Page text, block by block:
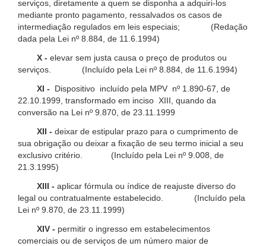
serviços, diretamente a quem se disponha a adquiri-los
mediante pronto pagamento, ressalvados os casos de
intermediação regulados em leis especiais; (Redação
dada pela Lei nº 8.884, de 11.6.1994)
X - elevar sem justa causa o preço de produtos ou
serviços. (Incluído pela Lei nº 8.884, de 11.6.1994)
XI -
Dispositivo incluído pela MPV nº 1.890-67, de
22.10.1999, transformado em inciso XIII, quando da
conversão na Lei nº 9.870, de 23.11.1999
XII - deixar de estipular prazo para o cumprimento de
sua obrigação ou deixar a fixação de seu termo inicial a seu
exclusivo critério. (Incluído pela Lei nº 9.008, de
21.3.1995)
XIII - aplicar fórmula ou índice de reajuste diverso do
legal ou contratualmente estabelecido. (Incluído pela
Lei nº 9.870, de 23.11.1999)
XIV - permitir o ingresso em estabelecimentos
comerciais ou de serviços de um número maior de